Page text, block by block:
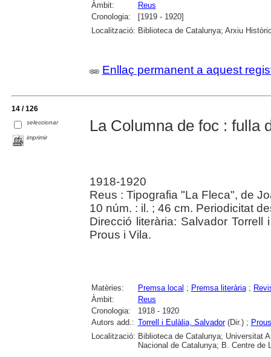
Àmbit:
Reus
Cronologia:
[1919 - 1920]
Localització: Biblioteca de Catalunya; Arxiu
Enllaç permanent a aquest
14 / 126
seleccionar
imprimir
La Columna de foc : fulla
1918-1920
Reus : Tipografia "La Fleca", de
10 núm. : il. ; 46 cm. Periodicitat
Direcció literària: Salvador
Prous i Vila.
Matèries: Premsa local ; Premsa literària;
Àmbit:
Reus
Cronologia:
1918 - 1920
Autors add.: Torrell i Eulàlia, Salvador(Dir.) ;
Localització: Biblioteca de Catalunya; Universitat
Nacional de Catalunya; B. Centre de